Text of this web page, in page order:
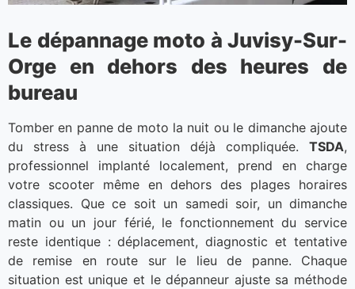
Le dépannage moto à Juvisy-Sur-
Orge en dehors des heures de
bureau
Tomber en panne de moto la nuit ou le dimanche ajoute
du stress à une situation déjà compliquée. TSDA,
professionnel implanté localement, prend en charge
votre scooter même en dehors des plages horaires
classiques. Que ce soit un samedi soir, un dimanche
matin ou un jour férié, le fonctionnement du service
reste identique : déplacement, diagnostic et tentative
de remise en route sur le lieu de panne. Chaque
situation est unique et le dépanneur ajuste sa méthode